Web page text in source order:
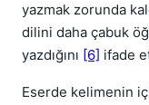
yazmak zorunda
dilini daha çabuk
yazdığını [6] ifade
Eserde kelimenin